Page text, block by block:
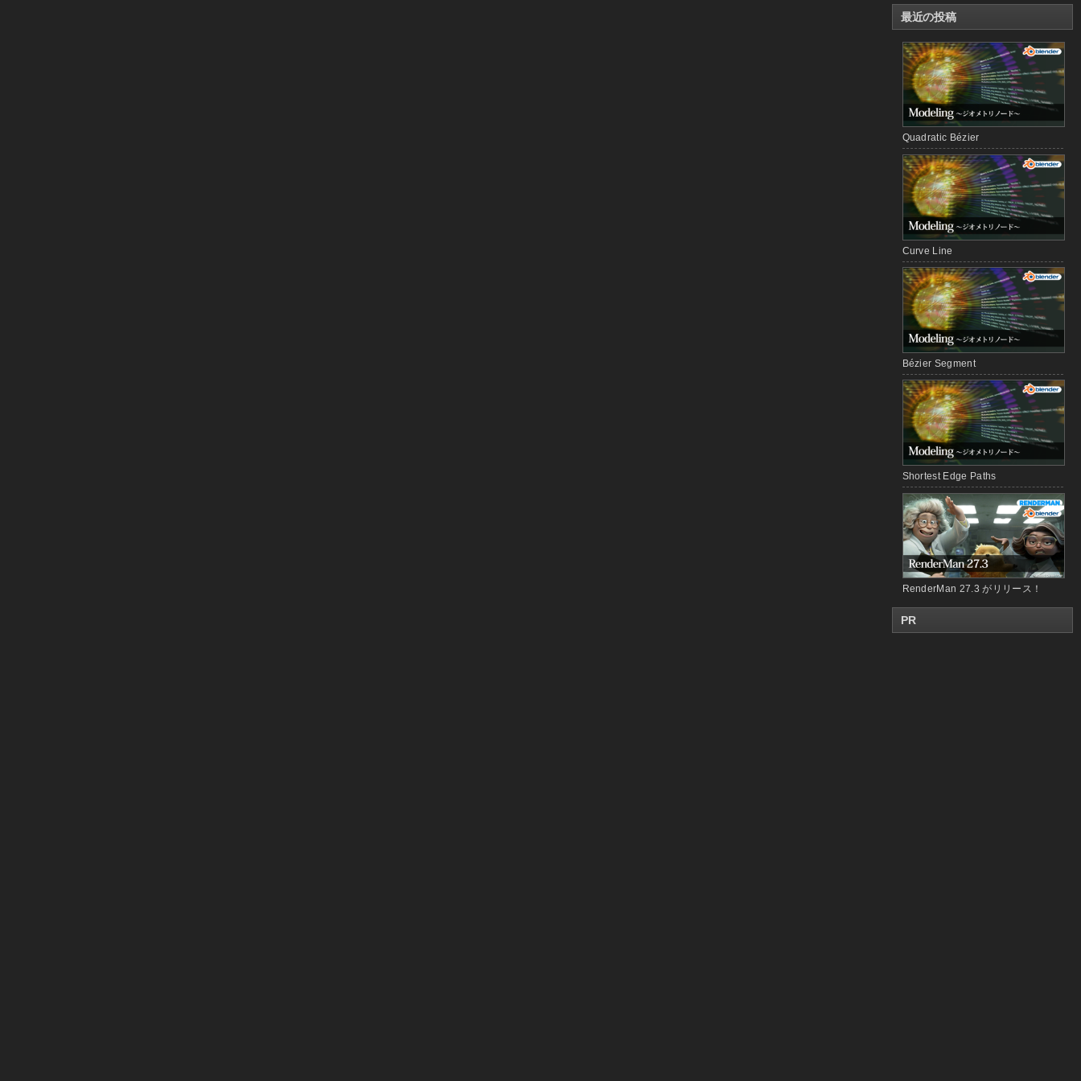
最近の投稿
Quadratic Bézier
Curve Line
Bézier Segment
Shortest Edge Paths
RenderMan 27.3 がリリース！
PR